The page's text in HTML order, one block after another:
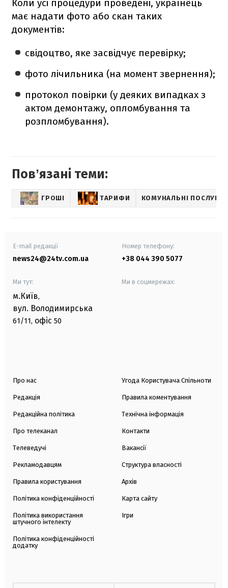
Коли усі процедури проведені, українець
має надати фото або скан таких
документів:
свідоцтво, яке засвідчує перевірку;
фото лічильника (на момент звернення);
протокол повірки (у деяких випадках з
актом демонтажу, опломбування та
розпломбування).
Повʼязані теми:
ГРОШІ ТАРИФИ КОМУНАЛЬНІ ПОСЛУГИ
E-mail редакції
news24@24tv.com.ua
Номер телефону:
+38 044 390 5077
Ми тут:
м.Київ,
вул. Володимирська
61/11, офіс 50
Ми в соцмережах:
Про нас
Редакція
Редакційна політика
Про телеканал
Телеведучі
Рекламодавцям
Правила користування
Політика конфіденційності
Політика використання
штучного інтелекту
Політика конфіденційності
додатку
Угода Користувача Спільноти
Правила коментування
Технічна інформація
Контакти
Вакансії
Структура власності
Архів
Карта сайту
Ігри